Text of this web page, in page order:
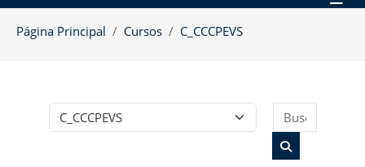
Página Principal Cursos C_CCCPEVS
Categorías
Buscar cursos